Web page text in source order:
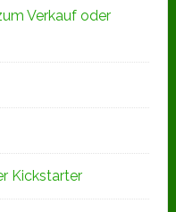
Verkauf oder
Kickstarter